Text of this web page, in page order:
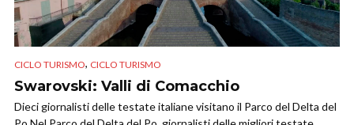
CICLO TURISMO, CICLO TURISMO
Swarovski: Valli di Comacchio
Dieci giornalisti delle testate italiane visitano il Parco del Delta del